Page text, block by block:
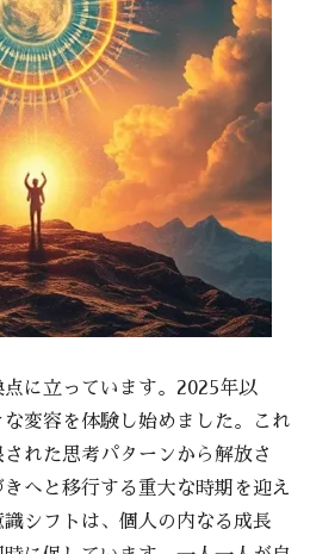
に立っています。2025年以
変容を体験し始めました。これ
れた思考パターンから解放さ
へと移行する重大な時期を迎え
シフトは、個人の内なる成長